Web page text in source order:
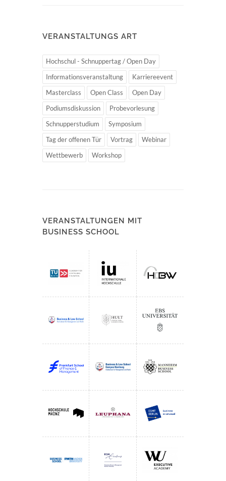
VERANSTALTUNGS ART
Hochschul - Schnuppertag / Open Day
Informationsveranstaltung
Karriereevent
Masterclass
Open Class
Open Day
Podiumsdiskussion
Probevorlesung
Schnupperstudium
Symposium
Tag der offenen Tür
Vortrag
Webinar
Wettbewerb
Workshop
VERANSTALTUNGEN MIT
BUSINESS SCHOOL